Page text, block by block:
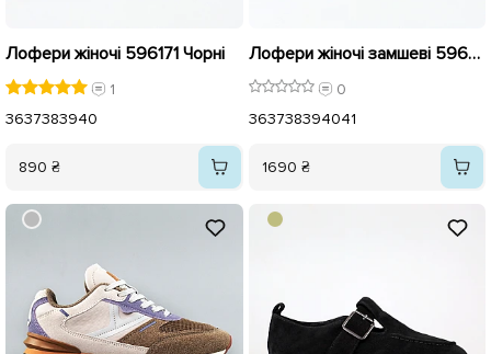
Лофери жіночі 596171 Чорні
1
3637383940
890 ₴
Лофери жіночі замшеві 596021 Чорні
0
363738394041
1690 ₴